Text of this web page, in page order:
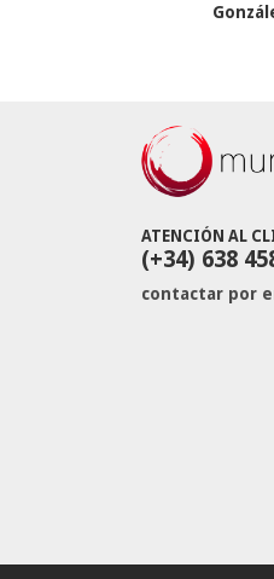
ATENCIÓN AL
(+34) 638
contactar por